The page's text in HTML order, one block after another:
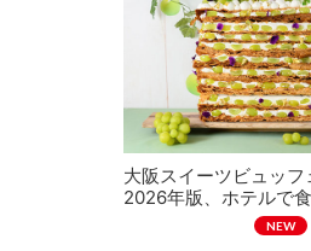
大阪スイーツビュッフ
2026年版、ホテルで
NEW